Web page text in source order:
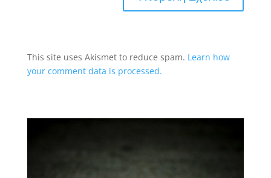
This site uses Akismet to reduce spam. Learn how
your comment data is processed.